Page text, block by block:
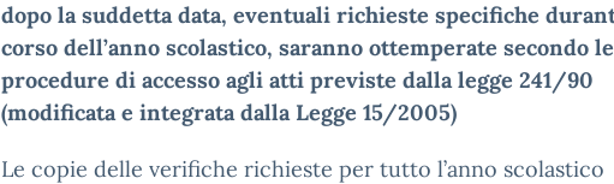
dopo la suddetta data, eventuali richieste specifiche
corso dell’anno scolastico, saranno ottemperate secondo le
procedure di accesso agli atti previste dalla legge 241/90
(modificata e integrata dalla Legge 15/2005)
Le copie delle verifiche richieste per tutto l’anno scolastico